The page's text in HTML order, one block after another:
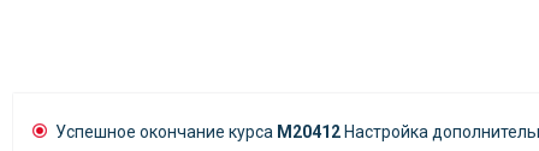
Успешное окончание курса М20412 Настройка